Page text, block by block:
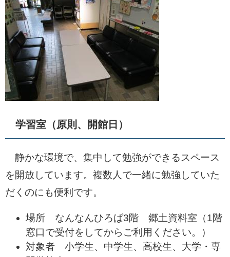
学習室（原則、開館日）
静かな環境で、集中して勉強ができるスペース
を開放しています。複数人で一緒に勉強していた
だくのにも便利です。
場所 なんなんひろば3階 郷土資料室（1階
窓口で受付をしてからご利用ください。）
対象者 小学生、中学生、高校生、大学・専